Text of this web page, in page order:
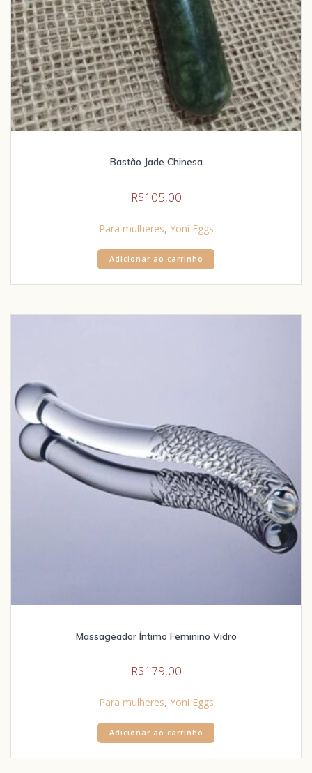
Bastão Jade Chinesa
R$105,00
Para mulheres, Yoni Eggs
Adicionar ao carrinho
Massageador Íntimo Feminino Vidro
R$179,00
Para mulheres, Yoni Eggs
Adicionar ao carrinho